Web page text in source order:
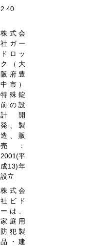
2:40
株式会
社ガー
ドロッ
ク（大
阪府豊
中市）
特殊錠
前の設
計開
発、製
造、販
売：
2001(平
成13)年
設立
株式会
社ビド
ーは、
家庭用
防犯製
品・建